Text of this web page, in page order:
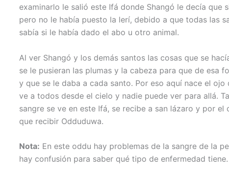
examinarlo le salió este Ifá donde Shangó le decía que
pero no le había puesto la lerí, debido a que todas las
sabía si le había dado el abo u otro animal.
Al ver Shangó y los demás santos las cosas que se
se le pusieran las plumas y la cabeza para que de esa
y que se le daba a cada santo. Por eso aquí nace el
ve a todos desde el cielo y nadie puede ver para allá.
sangre se ve en este Ifá, se recibe a san lázaro y por
que recibir Odduduwa.
Nota: En este oddu hay problemas de la sangre de la
hay confusión para saber qué tipo de enfermedad tiene.